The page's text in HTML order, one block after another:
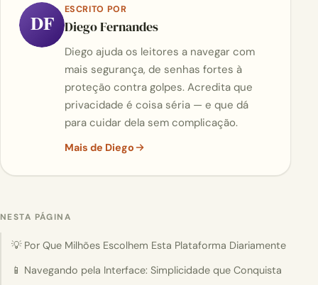
DF
ESCRITO POR
Diego Fernandes
Diego ajuda os leitores a navegar com
mais segurança, de senhas fortes à
proteção contra golpes. Acredita que
privacidade é coisa séria — e que dá
para cuidar dela sem complicação.
Mais de Diego
NESTA PÁGINA
💡 Por Que Milhões Escolhem Esta Plataforma Diariamente
📱 Navegando pela Interface: Simplicidade que Conquista